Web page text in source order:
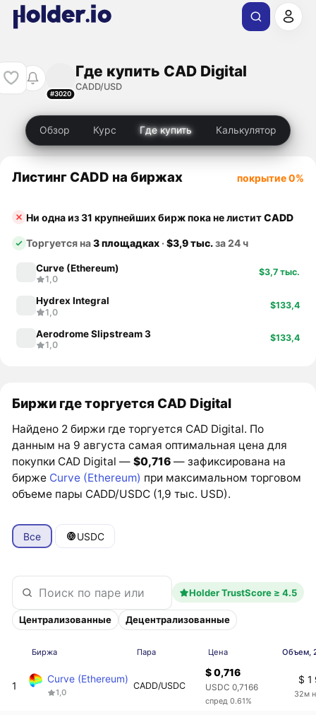
#3020
Где купить CAD Digital
CADD/USD
Обзор Курс Где купить Калькулятор
Листинг CADD на биржах покрытие 0%
Ни одна из 31 крупнейших бирж пока не листитCADD
Торгуется на3 площадках ·$3,9 тыс.за 24 ч
Curve (Ethereum)
1,0
$3,7 тыс.
Hydrex Integral
1,0
$133,4
Aerodrome Slipstream 3
1,0
$133,4
Биржи где торгуется CAD Digital
Найдено 2 биржи где торгуется CAD Digital. По
данным на 9 августа самая оптимальная цена для
покупки CAD Digital —$0,716 — зафиксирована на
бирже Curve (Ethereum) при максимальном торговом
объеме пары CADD/USDC (1,9 тыс. USD).
Все USDC
Holder TrustScore ≥ 4.5
Централизованные Децентрализованные
Биржа Пара Цена Объем,
1
Curve (Ethereum)
1,0
CADD/USDC
$ 0,716
USDC 0,7166
спред 0.61%
$ 1
32м